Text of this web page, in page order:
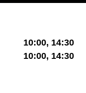
10:00, 14:30
10:00, 14:30